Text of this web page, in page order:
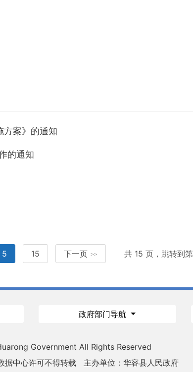
方案》的通知
的通知
5 15 下一页 >> 共 15 页，跳转到第
政府部门导航
Government All Rights Reserved
据中心许可不得转载
主办单位：华容县人民政府